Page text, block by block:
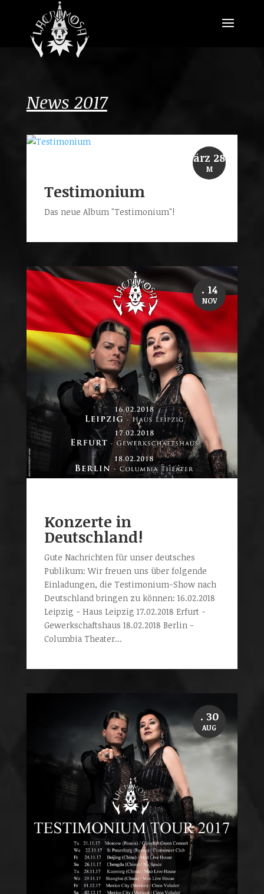
News 2017
Testimonium
Das neue Album "Testimonium"!
ärz 28
M
Konzerte in
Deutschland!
Gute Nachrichten für unser deutsches
Publikum: Wir freuen uns über folgende
Einladungen, die Testimonium-Show nach
Deutschland bringen zu können: 16.02.2018
Leipzig - Haus Leipzig 17.02.2018 Erfurt -
Gewerkschaftshaus 18.02.2018 Berlin -
Columbia Theater...
. 14
NOV
. 30
AUG